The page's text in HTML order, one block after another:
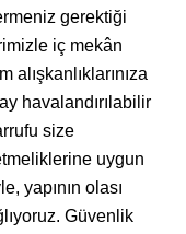
gerektiği
iç mekân
havalandırılabilir
size
uygun
yapının olası
Güvenlik